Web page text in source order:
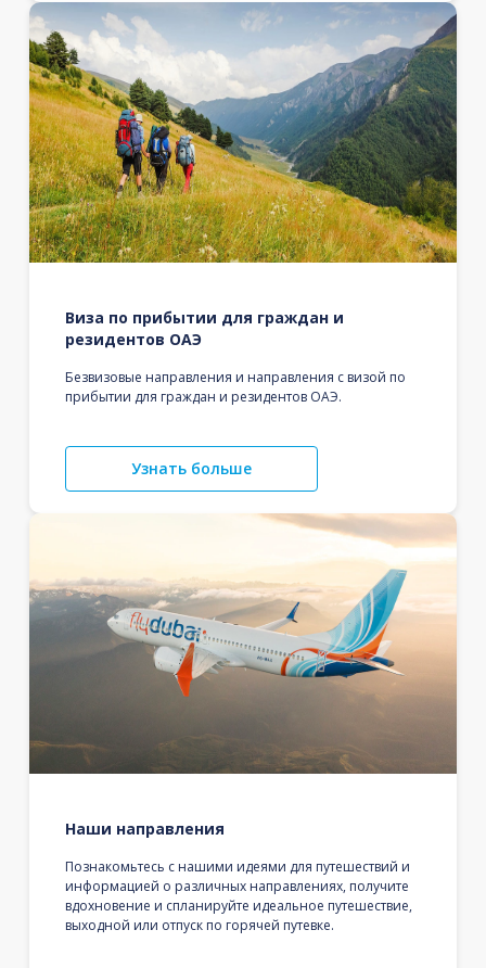
Виза по прибытии для граждан и
резидентов ОАЭ
Безвизовые направления и направления с визой по
прибытии для граждан и резидентов ОАЭ.
Узнать больше
Наши направления
Познакомьтесь с нашими идеями для путешествий и
информацией о различных направлениях, получите
вдохновение и спланируйте идеальное путешествие,
выходной или отпуск по горячей путевке.